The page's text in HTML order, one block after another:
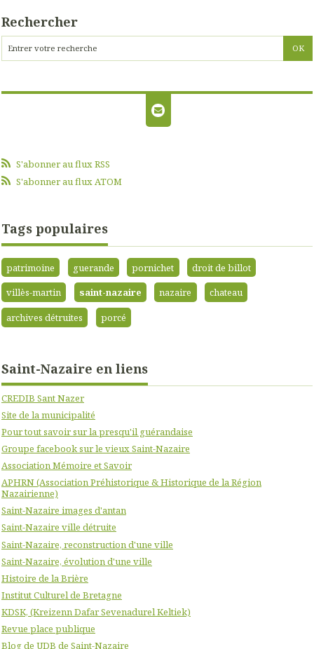
Rechercher
S'abonner au flux RSS
S'abonner au flux ATOM
Tags populaires
patrimoine guerande pornichet
droit de billot
villès-martin
saint-nazaire nazaire
chateau
archives détruites
porcé
Saint-Nazaire en liens
CREDIB Sant Nazer
Site de la municipalité
Pour tout savoir sur la presqu'il guérandaise
Groupe facebook sur le vieux Saint-Nazaire
Association Mémoire et Savoir
APHRN (Association Préhistorique & Historique de la Région
Nazairienne)
Saint-Nazaire images d'antan
Saint-Nazaire ville détruite
Saint-Nazaire, reconstruction d'une ville
Saint-Nazaire, évolution d'une ville
Histoire de la Brière
Institut Culturel de Bretagne
KDSK, (Kreizenn Dafar Sevenadurel Keltiek)
Revue place publique
Blog de UDB de Saint-Nazaire